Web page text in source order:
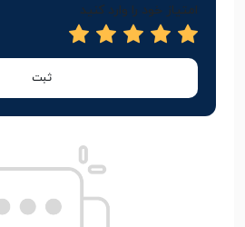
امتیاز خود را وارد کنید
ثبت